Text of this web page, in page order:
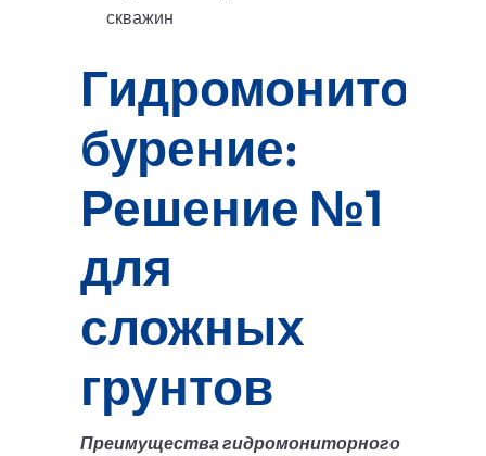
скважин
бурение:
Решение №1
для
сложных
грунтов
Преимущества гидромониторного